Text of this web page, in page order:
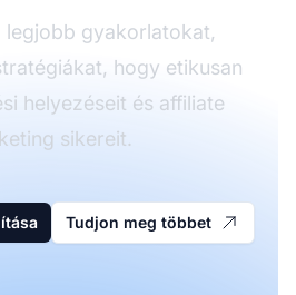
legjobb gyakorlatokat,
hogy etikusan
helyezéseit és affiliate
sikereit.
Tudjon meg többet